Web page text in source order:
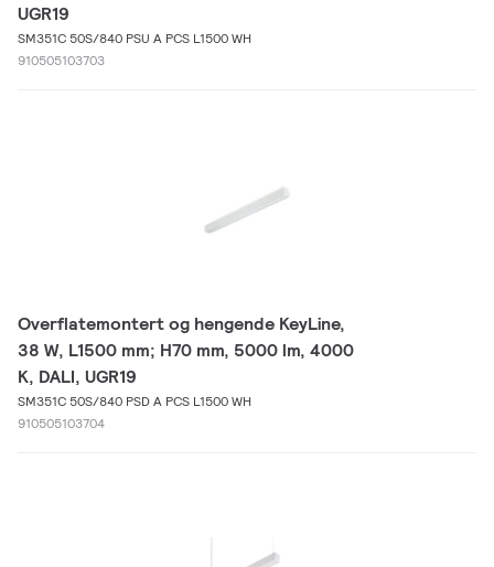
UGR19
SM351C 50S/840 PSU A PCS L1500 WH
910505103703
Overflatemontert og hengende KeyLine,
38 W, L1500 mm; H70 mm, 5000 lm, 4000
K, DALI, UGR19
SM351C 50S/840 PSD A PCS L1500 WH
910505103704